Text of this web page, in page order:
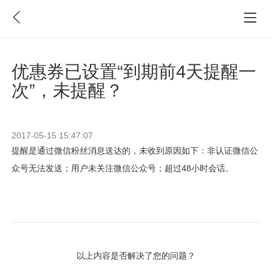
优惠券已设置“到期前4天提醒一
次”，未提醒？
2017-05-15 15:47:07
提醒是通过微信粉丝消息送达的，未收到原因如下：非认证微信公
众号无法发送；用户未关注微信公众号；超过48小时会话。
以上内容是否解决了您的问题？